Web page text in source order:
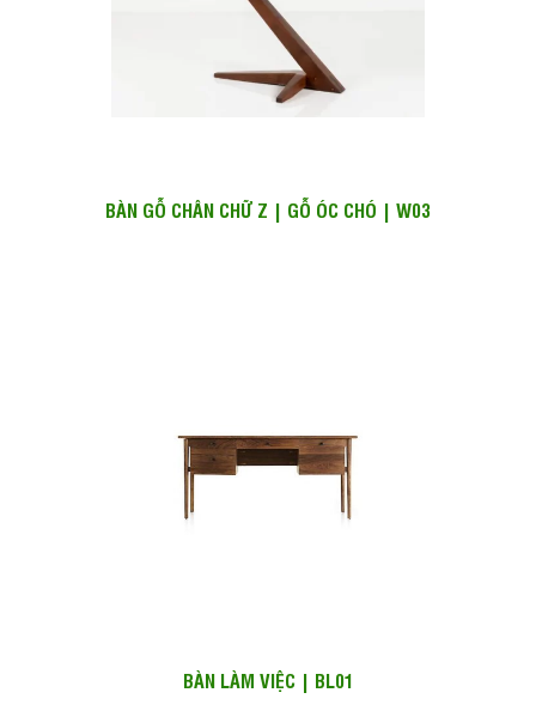
BÀN GỖ CHÂN CHỮ Z | GỖ ÓC CHÓ | W03
BÀN LÀM VIỆC | BL01